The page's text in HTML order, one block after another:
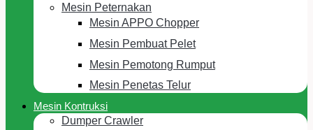
Mesin Peternakan
Mesin APPO Chopper
Mesin Pembuat Pelet
Mesin Pemotong Rumput
Mesin Penetas Telur
Mesin Kontruksi
Dumper Crawler